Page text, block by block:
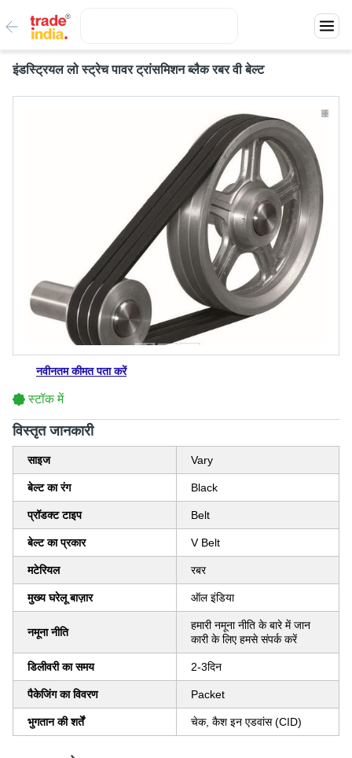
इंडस्ट्रियल लो स्ट्रेच पावर ट्रांसमिशन ब्लैक रबर वी बेल्ट
नवीनतम कीमत पता करें
स्टॉक में
विस्‍तृत जानकारी
साइज Vary
बेल्ट का रंग Black
प्रॉडक्ट टाइप Belt
बेल्ट का प्रकार V Belt
मटेरियल रबर
मुख्य घरेलू बाज़ार ऑल इंडिया
नमूना नीति
हमारी नमूना नीति के बारे में जान
कारी के लिए हमसे संपर्क करें
डिलीवरी का समय 2-3दिन
पैकेजिंग का विवरण Packet
भुगतान की शर्तें चेक, कैश इन एडवांस (CID)